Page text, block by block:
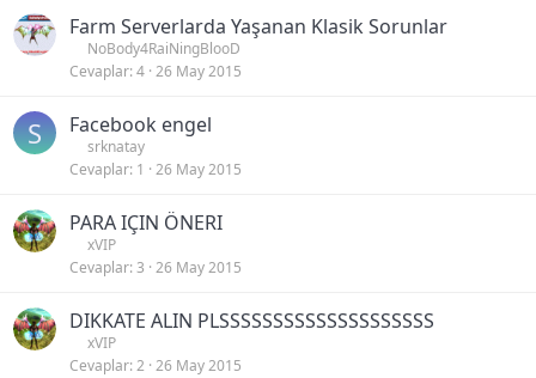
Farm Serverlarda Yaşanan Klasik Sorunlar
NoBody4RaiNingBlooD
Cevaplar 4 26 May 2015
S Facebook engel
srknatay
Cevaplar 1 26 May 2015
PARA IÇIN ÖNERI
xVIP
Cevaplar 3 26 May 2015
DIKKATE ALIN PLSSSSSSSSSSSSSSSSSSSS
xVIP
Cevaplar 2 26 May 2015